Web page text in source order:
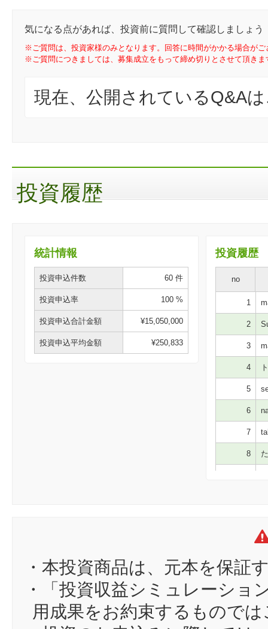
気になる点があれば、投資前に質問して確認しましょう
※ご質問は、投資家様のみとなります。回答に時間がかかる場合が
※ご質問につきましては、募集成立をもって締め切りとさせて頂きま
現在、公開されているQ&A
投資履歴
投資履歴
no
1
2
3
4
5
6
7
8
13
15
16
統計情報
投資申込件数 60 件
投資申込率 100 %
投資申込合計金額 ¥15,050,000
投資申込平均金額 ¥250,833
・本投資商品は、元本を保証
・「投資収益シミュレーショ
用成果をお約束するもので